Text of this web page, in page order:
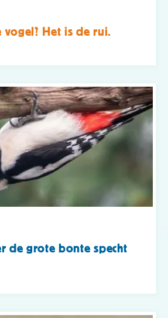
Het is de rui.
de grote bonte specht